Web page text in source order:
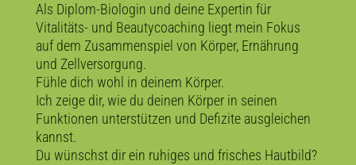
Als Diplom-Biologin und deine Expertin für
Vitalitäts- und Beautycoaching liegt mein Fokus
auf dem Zusammenspiel von Körper, Ernährung
und Zellversorgung.
Fühle dich wohl in deinem Körper.
Ich zeige dir, wie du deinen Körper in seinen
Funktionen unterstützen und Defizite ausgleichen
kannst.
Du wünschst dir ein ruhiges und frisches Hautbild?